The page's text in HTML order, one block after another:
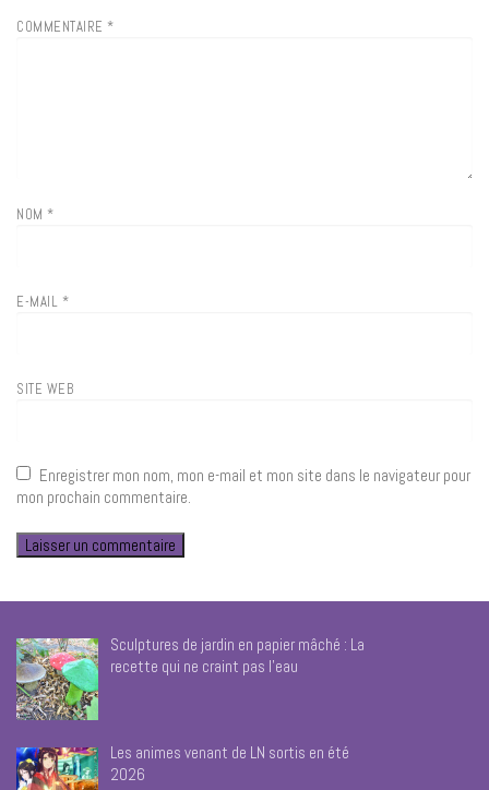
COMMENTAIRE *
NOM *
E-MAIL *
SITE WEB
Enregistrer mon nom, mon e-mail et mon site dans le navigateur pour
mon prochain commentaire.
Sculptures de jardin en papier mâché : La
recette qui ne craint pas l’eau
Les animes venant de LN sortis en été
2026